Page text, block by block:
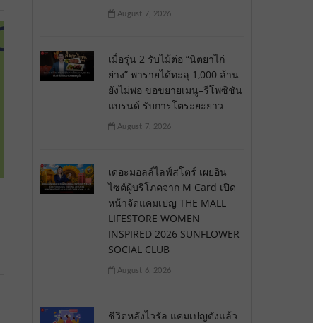
August 7, 2026
เมื่อรุ่น 2 รับไม้ต่อ “นิตยาไก่
ย่าง” พารายได้ทะลุ 1,000 ล้าน
ยังไม่พอ ขอขยายเมนู–รีโพซิชัน
แบรนด์ รับการโตระยะยาว
August 7, 2026
เดอะมอลล์ไลฟ์สโตร์ เผยอิน
ไซต์ผู้บริโภคจาก M Card เปิด
หน้าจัดแคมเปญ THE MALL
LIFESTORE WOMEN
INSPIRED 2026 SUNFLOWER
SOCIAL CLUB
August 6, 2026
ชีวิตหลังไวรัล แคมเปญดังแล้ว